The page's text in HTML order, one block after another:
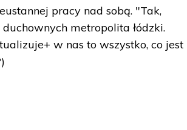
pracy nad sobą. "Tak,
metropolita łódzki.
w nas to wszystko, co jest